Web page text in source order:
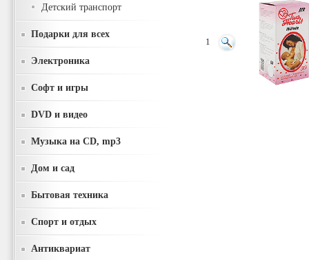
Детский транспорт
Подарки для всех
Электроника
Софт и игры
DVD и видео
Музыка на CD, mp3
Дом и сад
Бытовая техника
Спорт и отдых
Антиквариат
1